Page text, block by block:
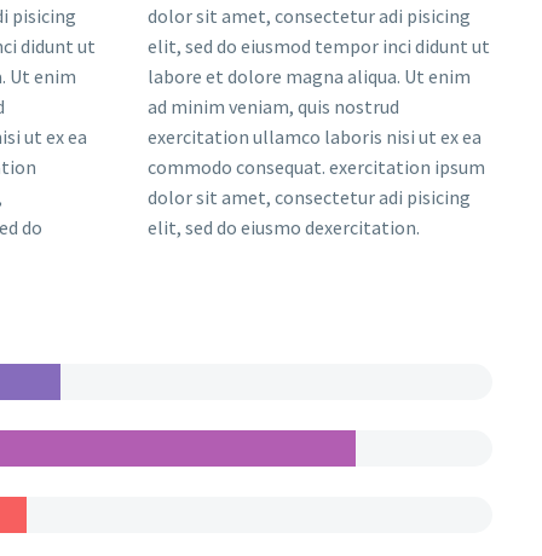
pisicing
didunt ut
Ut enim
ut ex ea
do
dolor sit amet, consectetur adi pisicing
elit, sed do eiusmod tempor inci didunt ut
labore et dolore magna aliqua. Ut enim
ad minim veniam, quis nostrud
exercitation ullamco laboris nisi ut ex ea
commodo consequat. exercitation ipsum
dolor sit amet, consectetur adi pisicing
elit, sed do eiusmo dexercitation.